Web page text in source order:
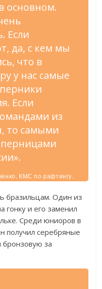
основном.
Если
да, с кем мы
что в
у нас самые
Если
из
то самыми
КМС по рафтингу.
бразильцам. Один из
гонку и его заменил
Среди юниоров в
получил серебряные
бронзовую за